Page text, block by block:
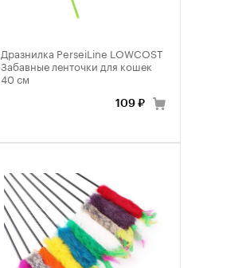
Дразнилка PerseiLine LOWCOST
Забавные ленточки для кошек
40 см
109 ₽